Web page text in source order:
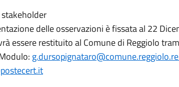
delle osservazioni è fissata al 22
essere restituito al Comune di Reggiolo